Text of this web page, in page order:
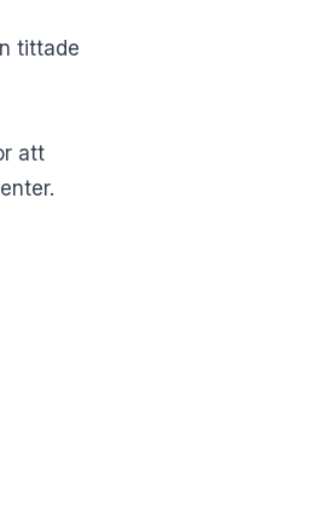
tittade
att